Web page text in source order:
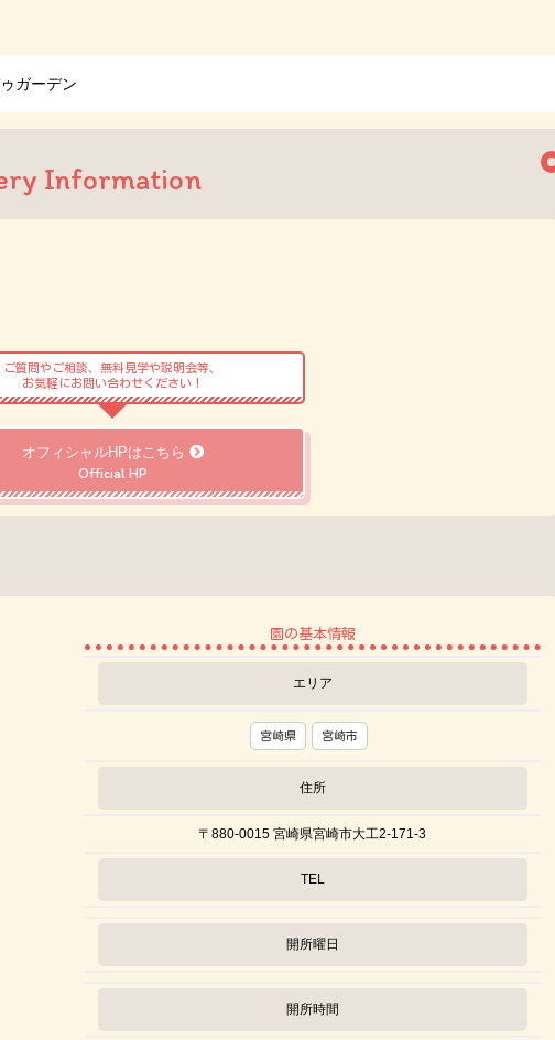
ガーデン
Information
ご質問やご相談、無料見学や説明会等、
お気軽にお問い合わせください！
オフィシャルHPはこちら
Official HP
園の基本情報
エリア
宮崎県 宮崎市
住所
〒880-0015 宮崎県宮崎市大工2-171-3
TEL
開所曜日
開所時間